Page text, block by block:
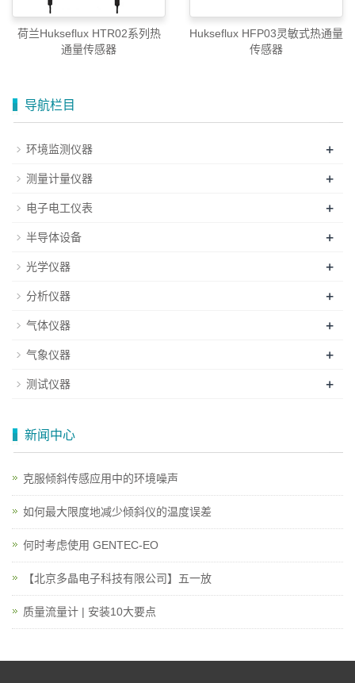
荷兰Hukseflux HTR02系列热
通量传感器
Hukseflux HFP03灵敏式热通量
传感器
导航栏目
环境监测仪器 +
测量计量仪器 +
电子电工仪表 +
半导体设备 +
光学仪器 +
分析仪器 +
气体仪器 +
气象仪器 +
测试仪器 +
新闻中心
克服倾斜传感应用中的环境噪声
如何最大限度地减少倾斜仪的温度误差
何时考虑使用 GENTEC-EO
【北京多晶电子科技有限公司】五一放
质量流量计 | 安装10大要点